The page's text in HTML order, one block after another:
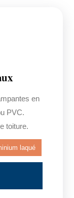
en
PVC.
toiture.
laqué